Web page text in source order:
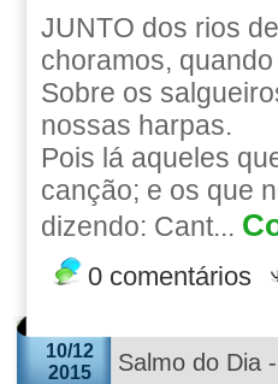
JUNTO dos rios
choramos,
Sobre os
nossas harpas.
Pois lá aqueles
canção; e os que
dizendo: Cant...
0 comentários
10/12
2015
Salmo do Dia